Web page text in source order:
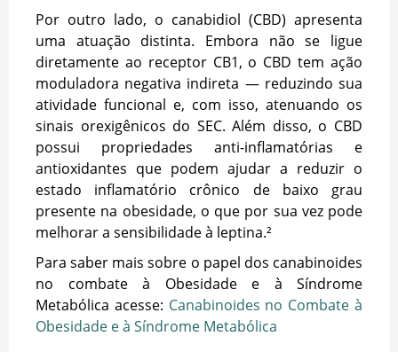
Por outro lado, o canabidiol (CBD) apresenta
uma atuação distinta. Embora não se ligue
diretamente ao receptor CB1, o CBD tem ação
moduladora negativa indireta — reduzindo sua
atividade funcional e, com isso, atenuando os
sinais orexigênicos do SEC. Além disso, o CBD
possui propriedades anti-inflamatórias e
antioxidantes que podem ajudar a reduzir o
estado inflamatório crônico de baixo grau
presente na obesidade, o que por sua vez pode
melhorar a sensibilidade à leptina.²
Para saber mais sobre o papel dos canabinoides
no combate à Obesidade e à Síndrome
Metabólica acesse: Canabinoides no Combate à
Obesidade e à Síndrome Metabólica